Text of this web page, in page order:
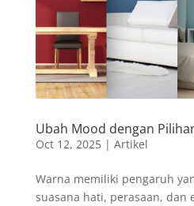
Ubah Mood dengan
Oct 12, 2025| Artikel
Warna memiliki pengaruh
suasana hati, perasaan, dan